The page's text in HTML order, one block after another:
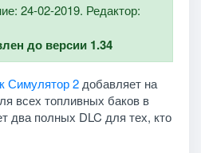
24-02-2019. Редактор:
до версии 1.34
Симулятор 2добавляет на
всех топливных баков в
два полных DLC для тех, кто